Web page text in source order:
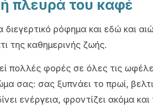
πλευρά του καφέ
διεγερτικό ρόφημα και εδώ και
της καθημερινής ζωής.
πολλές φορές σε όλες τις
σας: σας ξυπνάει το πρωί,
ενέργεια, φροντίζει ακόμα και